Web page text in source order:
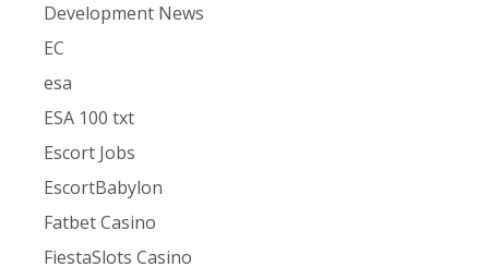
Development News
EC
esa
ESA 100 txt
Escort Jobs
EscortBabylon
Fatbet Casino
FiestaSlots Casino